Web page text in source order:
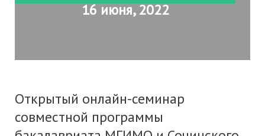
16 июня, 2022
Открытый онлайн-семинар
совместной программы